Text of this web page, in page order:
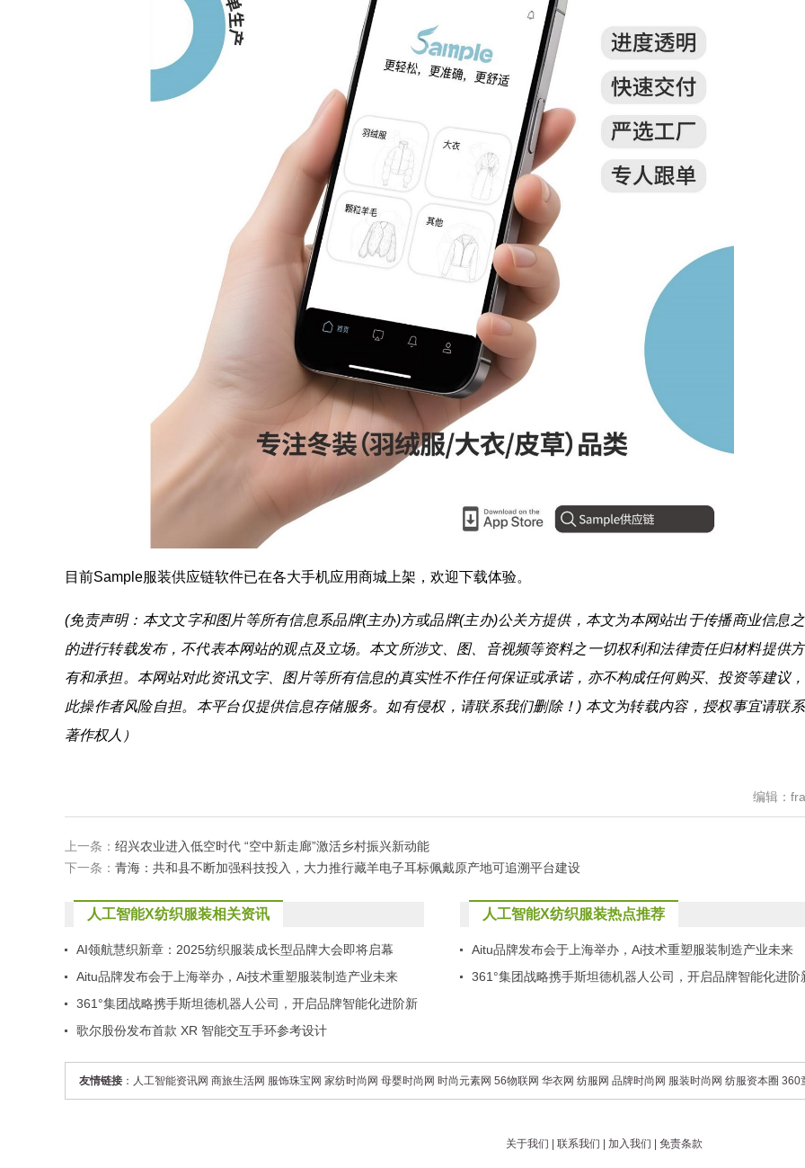
目前Sample服装供应链软件已在各大手机应用商城上架，欢迎下载体验。
(免责声明：本文文字和图片等所有信息系品牌(主办)方或品牌(主办)公关方提供，本文为本网站出于传播商业信息
的进行转载发布，不代表本网站的观点及立场。本文所涉文、图、音视频等资料之一切权利和法律责任归材料提供
有和承担。本网站对此资讯文字、图片等所有信息的真实性不作任何保证或承诺，亦不构成任何购买、投资等建议
此操作者风险自担。本平台仅提供信息存储服务。如有侵权，请联系我们删除！) 本文为转载内容，授权事宜请联
著作权人）
编辑：
上一条： 绍兴农业进入低空时代 “空中新走廊”激活乡村振兴新动能
下一条： 青海：共和县不断加强科技投入，大力推行藏羊电子耳标佩戴原产地可追溯平台建设
人工智能X纺织服装相关资讯
AI领航慧织新章：2025纺织服装成长型品牌大会即将启幕
Aitu品牌发布会于上海举办，Ai技术重塑服装制造产业未来
361°集团战略携手斯坦德机器人公司，开启品牌智能化进阶新
征程
歌尔股份发布首款 XR 智能交互手环参考设计
人工智能X纺织服装热点推荐
Aitu品牌发布会于上海举办，Ai技术重塑服装制造产业未来
361°集团战略携手斯坦德机器人公司，开启品牌智能化进阶
友情链接 ： 人工智能资讯网 商旅生活网 服饰珠宝网 家纺时尚网 母婴时尚网 时尚元素网 56物联网 华衣网 纺服网 品牌时尚网 服装时尚网 纺服资本圈 360
关于我们 联系我们 加入我们 免责条款